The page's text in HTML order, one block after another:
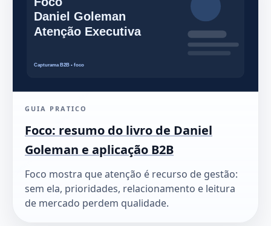
GUIA PRATICO
Foco: resumo do livro de Daniel
Goleman e aplicação B2B
Foco mostra que atenção é recurso de gestão:
sem ela, prioridades, relacionamento e leitura
de mercado perdem qualidade.